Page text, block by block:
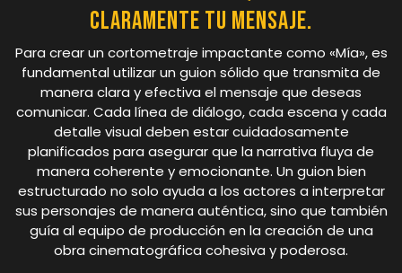
claramente tu mensaje.
Para crear un cortometraje impactante como «Mía», es
fundamental utilizar un guion sólido que transmita de
manera clara y efectiva el mensaje que deseas
comunicar. Cada línea de diálogo, cada escena y cada
detalle visual deben estar cuidadosamente
planificados para asegurar que la narrativa fluya de
manera coherente y emocionante. Un guion bien
estructurado no solo ayuda a los actores a interpretar
sus personajes de manera auténtica, sino que también
guía al equipo de producción en la creación de una
obra cinematográfica cohesiva y poderosa.